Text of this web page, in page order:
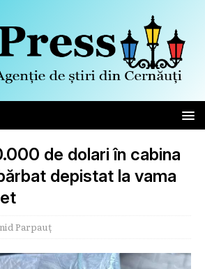
de dolari în cabina
depistat la vama
Parpauț